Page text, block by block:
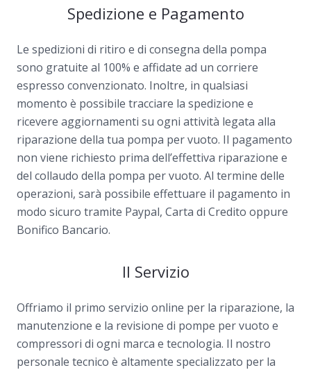
Spedizione e Pagamento
Le spedizioni di ritiro e di consegna della pompa
sono gratuite al 100% e affidate ad un corriere
espresso convenzionato. Inoltre, in qualsiasi
momento è possibile tracciare la spedizione e
ricevere aggiornamenti su ogni attività legata alla
riparazione della tua pompa per vuoto. Il pagamento
non viene richiesto prima dell’effettiva riparazione e
del collaudo della pompa per vuoto. Al termine delle
operazioni, sarà possibile effettuare il pagamento in
modo sicuro tramite Paypal, Carta di Credito oppure
Bonifico Bancario.
Il Servizio
Offriamo il primo servizio online per la riparazione, la
manutenzione e la revisione di pompe per vuoto e
compressori di ogni marca e tecnologia. Il nostro
personale tecnico è altamente specializzato per la